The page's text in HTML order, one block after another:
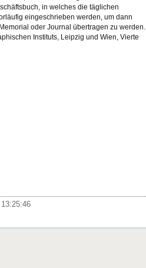
in welches die täglichen
eingeschrieben werden, um dann
oder Journal übertragen zu werden.
Instituts, Leipzig und Wien, Vierte